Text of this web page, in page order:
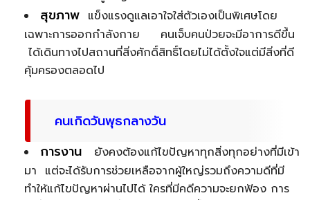
สุขภาพ แข็งแรงดูแลเอาใจใส่ตัวเองเป็นพิเศษโดย
เฉพาะการออกกำลังกาย คนเจ็บคนป่วยจะมีอาการดีขึ้น
ได้เดินทางไปสถานที่สิ่งศักดิ์สิทธิ์โดยไม่ได้ตั้งใจแต่มีสิ่งที่ดี
คุ้มครองตลอดไป
คนเกิดวันพุธกลางวัน
การงาน
ยังคงต้องแก้ไขปัญหาทุกสิ่งทุกอย่างที่มีเข้า
มา แต่จะได้รับการช่วยเหลือจากผู้ใหญ่รวมถึงความดีที่มี
ทำให้แก้ไขปัญหาผ่านไปได้ ใครที่มีคดีความจะยกฟ้อง การ